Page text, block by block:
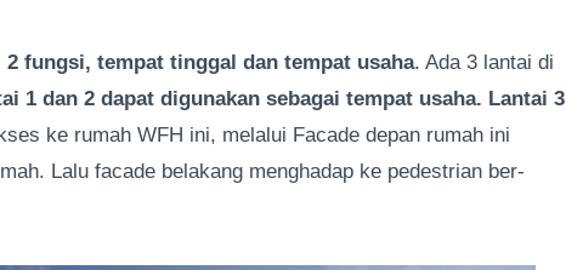
fungsi, tempat tinggal dan tempat usaha. Ada 3 lantai di
1 dan 2 dapat digunakan sebagai tempat usaha. Lantai 3
ke rumah WFH ini, melalui Facade depan rumah ini
Lalu facade belakang menghadap ke pedestrian ber-